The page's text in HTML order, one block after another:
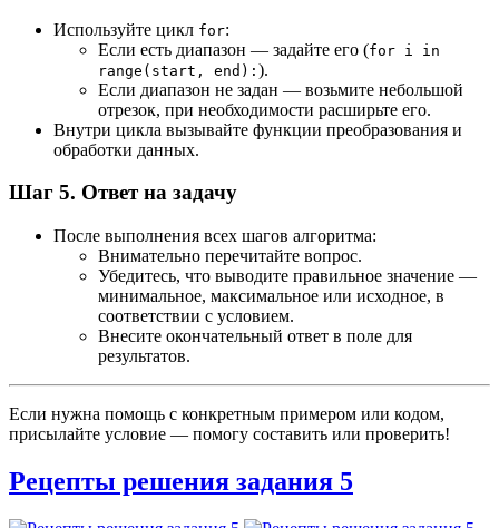
Используйте цикл for:
Если есть диапазон — задайте его (for i in
range(start, end): ).
Если диапазон не задан — возьмите небольшой
отрезок, при необходимости расширьте его.
Внутри цикла вызывайте функции преобразования и
обработки данных.
Шаг 5. Ответ на задачу
После выполнения всех шагов алгоритма:
Внимательно перечитайте вопрос.
Убедитесь, что выводите правильное значение —
минимальное, максимальное или исходное, в
соответствии с условием.
Внесите окончательный ответ в поле для
результатов.
Если нужна помощь с конкретным примером или кодом,
присылайте условие — помогу составить или проверить!
Рецепты решения задания 5